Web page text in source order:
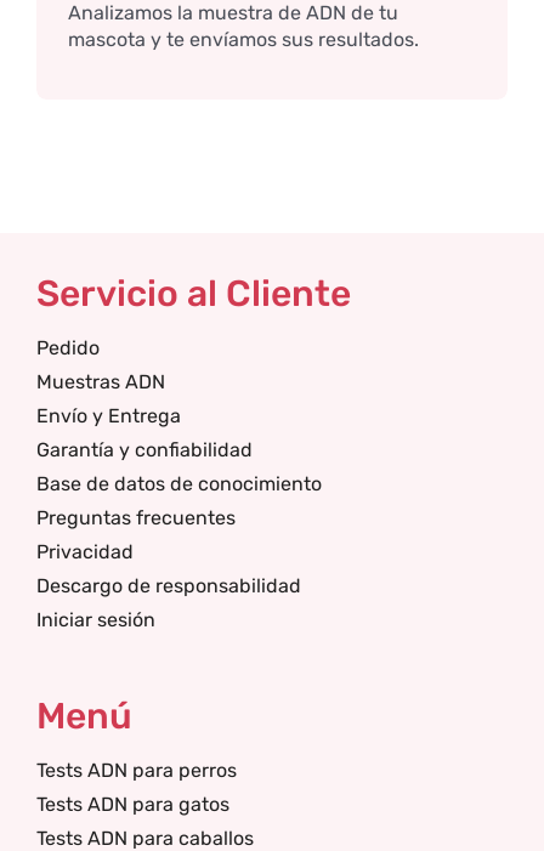
Analizamos la muestra de ADN de tu
mascota y te envíamos sus resultados.
Servicio al Cliente
Pedido
Muestras ADN
Envío y Entrega
Garantía y confiabilidad
Base de datos de conocimiento
Preguntas frecuentes
Privacidad
Descargo de responsabilidad
Iniciar sesión
Menú
Tests ADN para perros
Tests ADN para gatos
Tests ADN para caballos